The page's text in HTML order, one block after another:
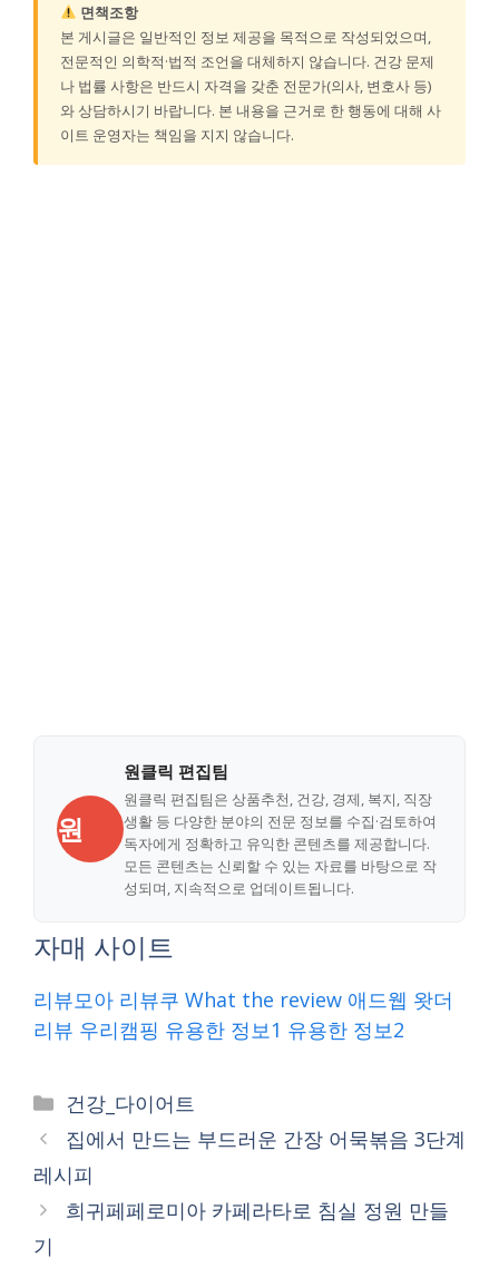
면책조항
본 게시글은 일반적인 정보 제공을 목적으로 작성되었으며,
전문적인 의학적·법적 조언을 대체하지 않습니다. 건강 문제
나 법률 사항은 반드시 자격을 갖춘 전문가(의사, 변호사 등)
와 상담하시기 바랍니다. 본 내용을 근거로 한 행동에 대해 사
이트 운영자는 책임을 지지 않습니다.
원
원클릭 편집팀
원클릭 편집팀은 상품추천, 건강, 경제, 복지, 직장
생활 등 다양한 분야의 전문 정보를 수집·검토하여
독자에게 정확하고 유익한 콘텐츠를 제공합니다.
모든 콘텐츠는 신뢰할 수 있는 자료를 바탕으로 작
성되며, 지속적으로 업데이트됩니다.
자매 사이트
리뷰모아 리뷰쿠 What the review 애드웹 왓더
리뷰 우리캠핑 유용한 정보1 유용한 정보2
Categories
건강_다이어트
집에서 만드는 부드러운 간장 어묵볶음 3단계
레시피
희귀페페로미아 카페라타로 침실 정원 만들
기